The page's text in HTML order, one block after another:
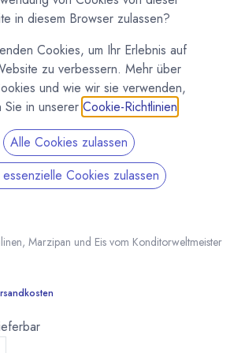
Marzipan, Eis von
Marzipan und Eis vom Konditorweltmeister
in diesem Browser zulassen?
Cookies, um Ihr Erlebnis auf
zu verbessern. Mehr über
und wie wir sie verwenden,
Sie in unserer Cookie-Richtlinien
Alle Cookies zulassen
Cookies zulassen